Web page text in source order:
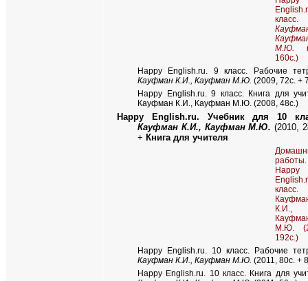
класс.
М.Ю.
160с.)
Happy English.ru. 9 класс. Рабочие
Кауфман К.И., Кауфман М.Ю. (2009, 72с. +
Happy English.ru. 9 класс. Книга для
Кауфман К.И., Кауфман М.Ю. (2008, 48c.)
Happy English.ru. Учебник для 10
Кауфман К.И., Кауфман М.Ю. (2010,
+ Книга для учителя
работы.
Happy
класс.
К.И.,
М.Ю.
192с.)
Happy English.ru. 10 класс. Рабочие
Кауфман К.И., Кауфман М.Ю. (2011, 80с. +
Happy English.ru. 10 класс. Книга для